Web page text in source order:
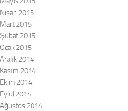
Nisan 2015
Mart 2015
Şubat 2015
Ocak 2015
Aralık 2014
Kasım 2014
Ekim 2014
Eylül 2014
Ağustos 2014